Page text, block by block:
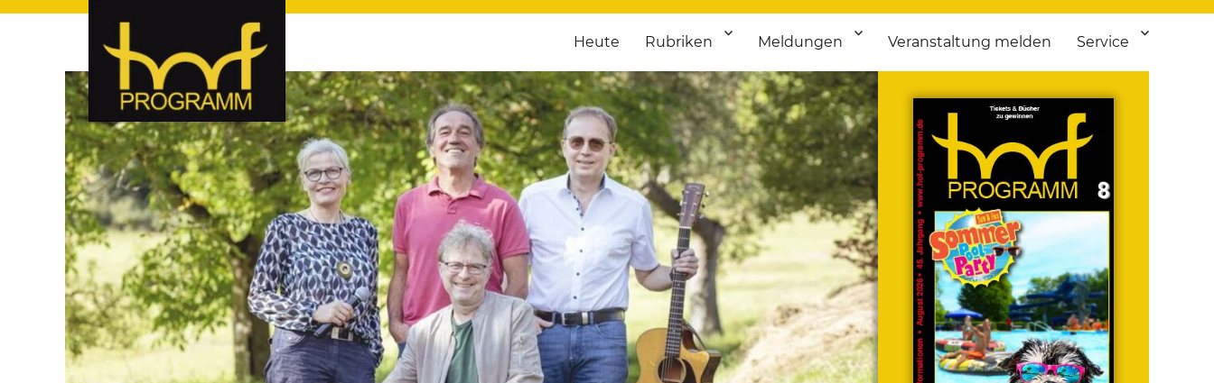
hof-programm – das Veranstaltungsportal für Hochfranken
hof-programm – das Veranstaltungsportal für Hof und Hochfranken. Täglich aktuelle Termine von Kultur bis Sport, von Theater bis Flohmarkt.
Heute Rubriken Meldungen Veranstaltung melden Service